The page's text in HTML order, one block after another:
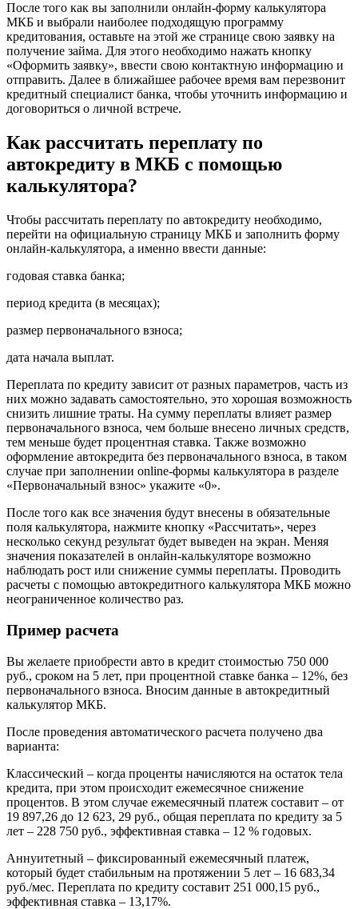
После того как вы заполнили онлайн-форму калькулятора
МКБ и выбрали наиболее подходящую программу
кредитования, оставьте на этой же странице свою заявку на
получение займа. Для этого необходимо нажать кнопку
«Оформить заявку», ввести свою контактную информацию и
отправить. Далее в ближайшее рабочее время вам перезвонит
кредитный специалист банка, чтобы уточнить информацию и
договориться о личной встрече.
Как рассчитать переплату по
автокредиту в МКБ с помощью
калькулятора?
Чтобы рассчитать переплату по автокредиту необходимо,
перейти на официальную страницу МКБ и заполнить форму
онлайн-калькулятора, а именно ввести данные:
годовая ставка банка;
период кредита (в месяцах);
размер первоначального взноса;
дата начала выплат.
Переплата по кредиту зависит от разных параметров, часть из
них можно задавать самостоятельно, это хорошая возможность
снизить лишние траты. На сумму переплаты влияет размер
первоначального взноса, чем больше внесено личных средств,
тем меньше будет процентная ставка. Также возможно
оформление автокредита без первоначального взноса, в таком
случае при заполнении online-формы калькулятора в разделе
«Первоначальный взнос» укажите «0».
После того как все значения будут внесены в обязательные
поля калькулятора, нажмите кнопку «Рассчитать», через
несколько секунд результат будет выведен на экран. Меняя
значения показателей в онлайн-калькуляторе возможно
наблюдать рост или снижение суммы переплаты. Проводить
расчеты с помощью автокредитного калькулятора МКБ можно
неограниченное количество раз.
Пример расчета
Вы желаете приобрести авто в кредит стоимостью 750 000
руб., сроком на 5 лет, при процентной ставке банка – 12%, без
первоначального взноса. Вносим данные в автокредитный
калькулятор МКБ.
После проведения автоматического расчета получено два
варианта:
Классический – когда проценты начисляются на остаток тела
кредита, при этом происходит ежемесячное снижение
процентов. В этом случае ежемесячный платеж составит – от
19 897,26 до 12 623, 29 руб., общая переплата по кредиту за 5
лет – 228 750 руб., эффективная ставка – 12 % годовых.
Аннуитетный – фиксированный ежемесячный платеж,
который будет стабильным на протяжении 5 лет – 16 683,34
руб./мес. Переплата по кредиту составит 251 000,15 руб.,
эффективная ставка – 13,17%.